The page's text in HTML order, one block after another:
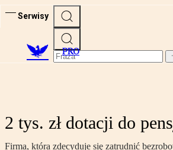
Serwisy
PRO
2 tys. zł dotacji do
Firma, która zdecyduje się zatrudnić